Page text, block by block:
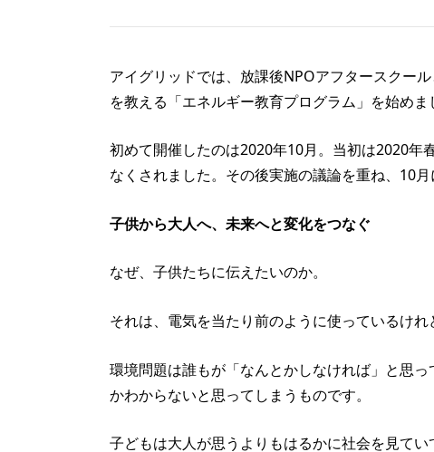
アイグリッドでは、放課後NPOアフタースクー
を教える「エネルギー教育プログラム」を始めま
初めて開催したのは2020年10月。当初は2020年
なくされました。その後実施の議論を重ね、10
子供から大人へ、未来へと変化をつなぐ
なぜ、子供たちに伝えたいのか。
それは、電気を当たり前のように使っているけれ
環境問題は誰もが「なんとかしなければ」と思
かわからないと思ってしまうものです。
子どもは大人が思うよりもはるかに社会を見て